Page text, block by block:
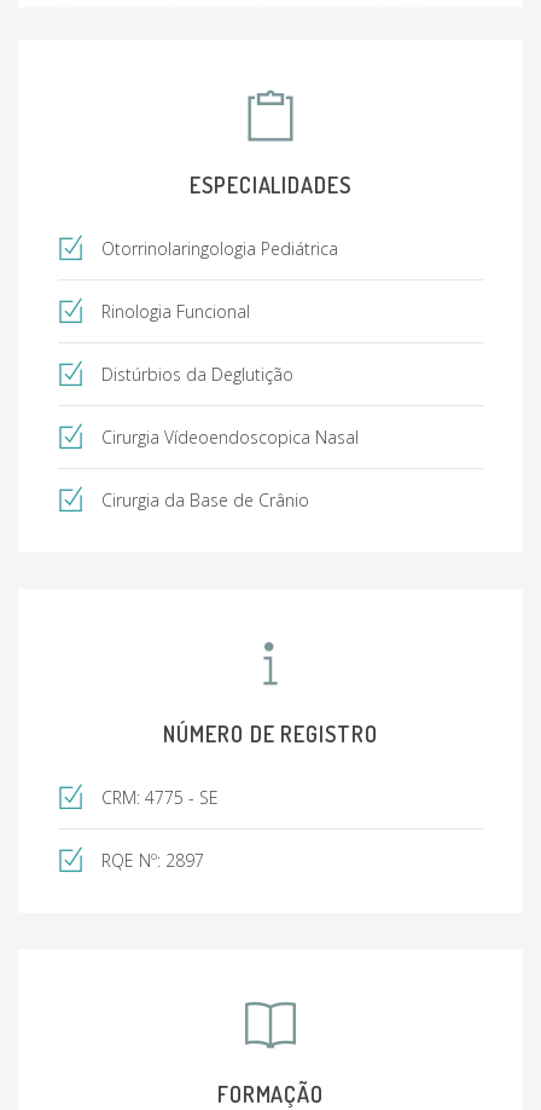
três em português e quatro em língua estrangeira
autor de capítulos ou colaborador da obra em
três livros na área de otorrinolaringologia e foi
palestrante em oito aulas em congressos
ESPECIALIDADES
Otorrinolaringologia Pediátrica
Rinologia Funcional
Distúrbios da Deglutição
Cirurgia Vídeoendoscopica Nasal
Cirurgia da Base de Crânio
NÚMERO DE REGISTRO
CRM: 4775 - SE
RQE Nº: 2897
FORMAÇÃO